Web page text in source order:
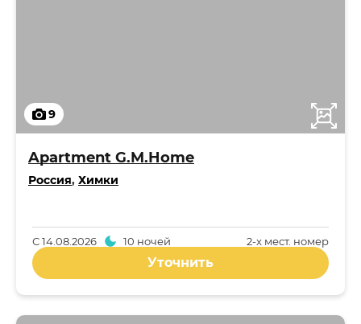
9
Apartment G.M.Home
Россия, Химки
2-x мест. номер
С14.08.2026 10 ночей
Уточнить